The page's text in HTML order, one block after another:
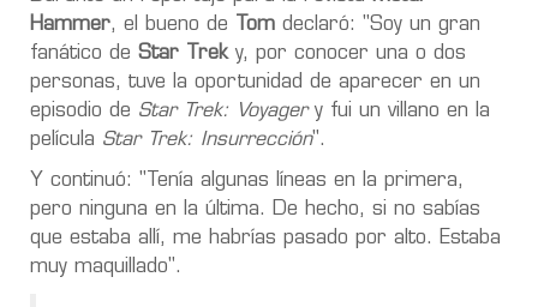
Hammer, el bueno de Tom declaró: "Soy un gran
fanático de Star Treky, por conocer una o dos
personas, tuve la oportunidad de aparecer en un
episodio de Star Trek: Voyagery fui un villano en la
película Star Trek: Insurrección".
Y continuó: "Tenía algunas líneas en la primera,
pero ninguna en la última. De hecho, si no sabías
que estaba allí, me habrías pasado por alto. Estaba
muy maquillado".